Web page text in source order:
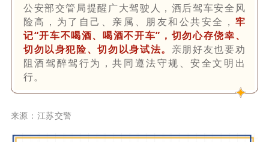
公安部交管局提醒广大驾驶人，酒后驾车安全风
险高，为了自己、亲属、朋友和公共安全， 牢
记“开车不喝酒、喝酒不开车”，切勿心存侥幸、
切勿以身犯险、切勿以身试法。 亲朋好友也要劝
阻酒驾醉驾行为，共同遵法守规、安全文明出
行。
来源：江苏交警